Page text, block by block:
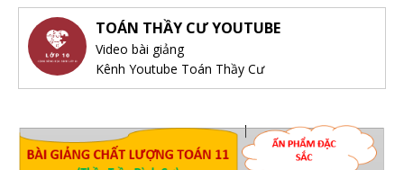
TOÁN THẦY CƯ YOUTUBE
Video bài giảng
Kênh Youtube Toán Thầy Cư